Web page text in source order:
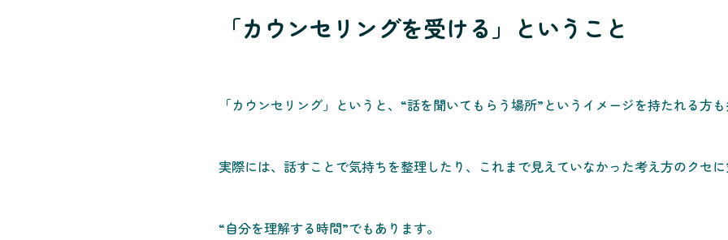
「カウンセリングを受ける」ということ
「カウンセリング」というと、“話を聞いてもらう場所”というイメージを持たれる方
実際には、話すことで気持ちを整理したり、これまで見えていなかった考え方のクセ
“自分を理解する時間”でもあります。